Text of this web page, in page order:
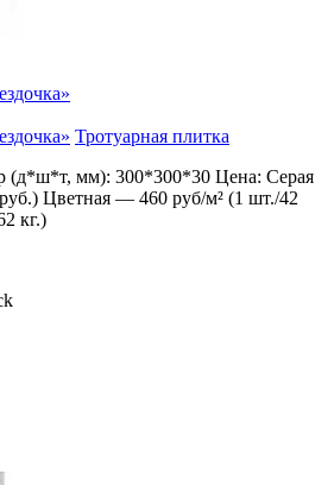
Тротуарная плитка
(д*ш*т, мм): 300*300*30 Цена: Серая
Цветная — 460 руб/м² (1 шт./42
кг.)